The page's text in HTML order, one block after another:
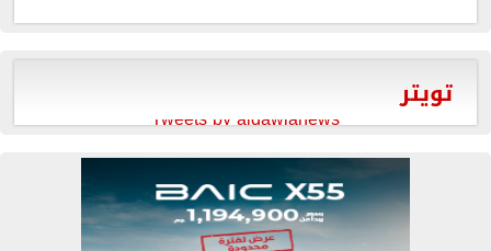
تويتر
Tweets by aldawlanews